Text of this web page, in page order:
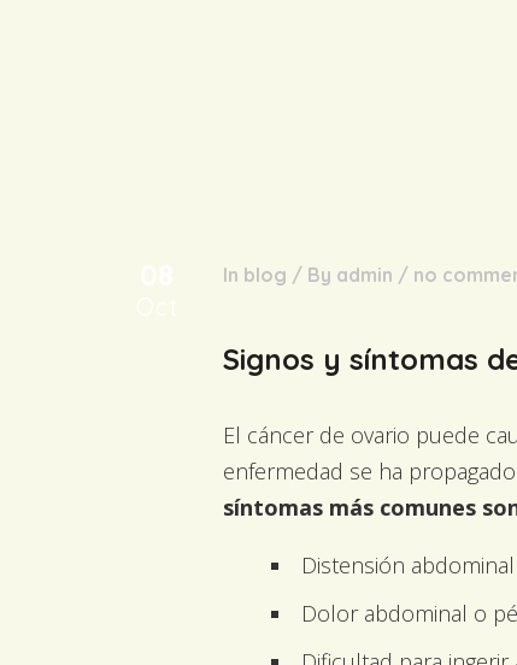
In blog / By admin / no
Signos y síntomas
El cáncer de ovario puede
enfermedad se ha
síntomas más comunes
Distensión
Dolor abdominal o